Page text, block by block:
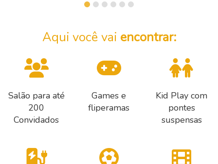
Aqui você vai encontrar:
Salão para até
200
Convidados
Games e
fliperamas
Kid Play com
pontes
suspensas